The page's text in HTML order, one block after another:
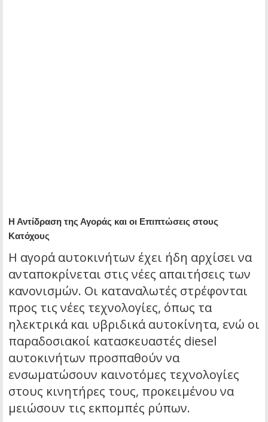
Η Αντίδραση της Αγοράς και οι Επιπτώσεις στους
Κατόχους
Η αγορά αυτοκινήτων έχει ήδη αρχίσει να
ανταποκρίνεται στις νέες απαιτήσεις των
κανονισμών. Οι καταναλωτές στρέφονται
προς τις νέες τεχνολογίες, όπως τα
ηλεκτρικά και υβριδικά αυτοκίνητα, ενώ οι
παραδοσιακοί κατασκευαστές diesel
αυτοκινήτων προσπαθούν να
ενσωματώσουν καινοτόμες τεχνολογίες
στους κινητήρες τους, προκειμένου να
μειώσουν τις εκπομπές ρύπων.